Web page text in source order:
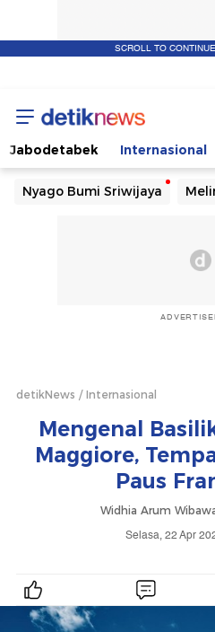
SCROLL TO
Jabodetabek Internasional
Nyago Bumi Sriwijaya
detikNews Internasional
Mengenal
Maggiore,
Paus
Widhia Arum
Selasa, 22 Apr